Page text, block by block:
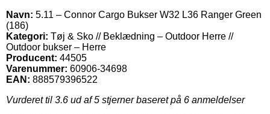
Navn: 5.11 – Connor Cargo Bukser W32 L36 Ranger Green
(186)
Kategori: Tøj & Sko // Beklædning – Outdoor Herre //
Outdoor bukser – Herre
Producent: 44505
Varenummer: 60906-34698
EAN: 888579396522
Vurderet til 3.6 ud af 5 stjerner baseret på 6 anmeldelser